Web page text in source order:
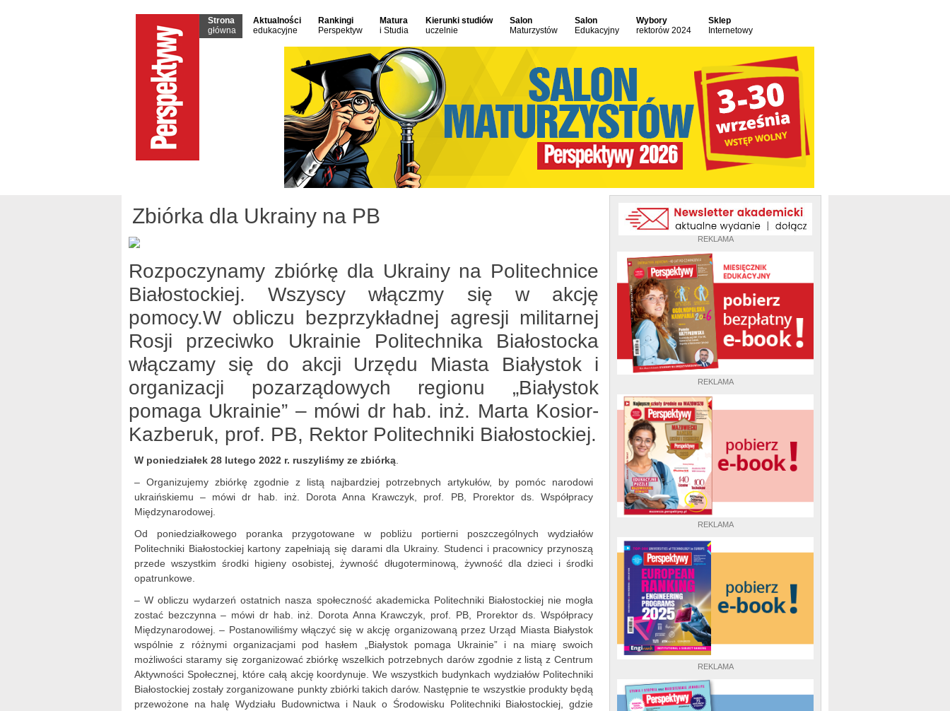
Strona
główna
Aktualności
edukacyjne
Rankingi
Perspektyw
Matura
i Studia
Kierunki studiów
uczelnie
Salon
Maturzystów
Salon
Edukacyjny
Wybory
rektorów 2024
Sklep
Internetowy
REKLAMA
REKLAMA
REKLAMA
REKLAMA
Zbiórka dla Ukrainy na PB
Rozpoczynamy zbiórkę dla Ukrainy na Politechnice
Białostockiej. Wszyscy włączmy się w akcję
pomocy.W obliczu bezprzykładnej agresji militarnej
Rosji przeciwko Ukrainie Politechnika Białostocka
włączamy się do akcji Urzędu Miasta Białystok i
organizacji pozarządowych regionu „Białystok
pomaga Ukrainie” – mówi dr hab. inż. Marta Kosior-
Kazberuk, prof. PB, Rektor Politechniki Białostockiej.
W poniedziałek 28 lutego 2022 r. ruszyliśmy ze zbiórką
– Organizujemy zbiórkę zgodnie z listą najbardziej potrzebnych artykułów, by pomóc narodowi
ukraińskiemu – mówi dr hab. inż. Dorota Anna Krawczyk, prof. PB, Prorektor ds. Współpracy
Międzynarodowej.
Od poniedziałkowego poranka przygotowane w pobliżu portierni poszczególnych wydziałów
Politechniki Białostockiej kartony zapełniają się darami dla Ukrainy. Studenci i pracownicy przynoszą
przede wszystkim środki higieny osobistej, żywność długoterminową, żywność dla dzieci i środki
opatrunkowe.
– W obliczu wydarzeń ostatnich nasza społeczność akademicka Politechniki Białostockiej nie mogła
zostać bezczynna – mówi dr hab. inż. Dorota Anna Krawczyk, prof. PB, Prorektor ds. Współpracy
Międzynarodowej. – Postanowiliśmy włączyć się w akcję organizowaną przez Urząd Miasta Białystok
wspólnie z różnymi organizacjami pod hasłem „Białystok pomaga Ukrainie” i na miarę swoich
możliwości staramy się zorganizować zbiórkę wszelkich potrzebnych darów zgodnie z listą z Centrum
Aktywności Społecznej, które całą akcję koordynuje. We wszystkich budynkach wydziałów Politechniki
Białostockiej zostały zorganizowane punkty zbiórki takich darów. Następnie te wszystkie produkty będą
przewożone na halę Wydziału Budownictwa i Nauk o Środowisku Politechniki Białostockiej, gdzie